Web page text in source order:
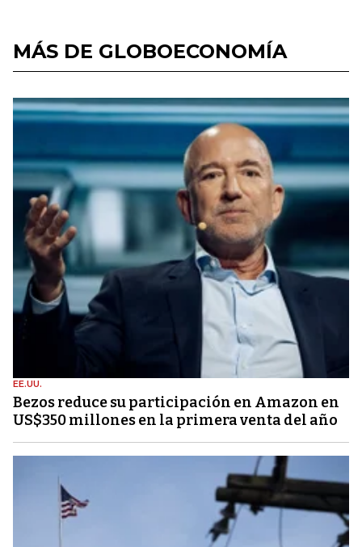
MÁS DE GLOBOECONOMÍA
EE.UU.
Bezos reduce su participación en Amazon en
US$350 millones en la primera venta del año